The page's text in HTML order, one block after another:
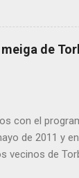
siglo tuvo
y milagros”,
difusora
no en vano
a ANTON
cuyo
a esta
de
con el
de 2011 y
vecinos de